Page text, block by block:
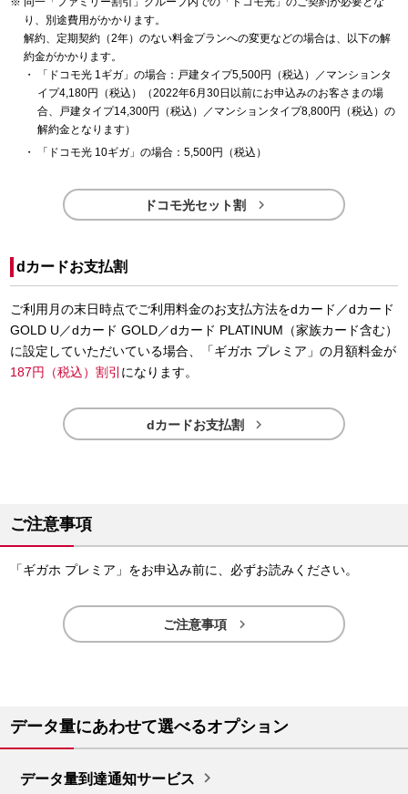
り、別途費用がかかります。
解約、定期契約（2年）のない料金プランへの変更などの場合は、以下の解
約金がかかります。
「ドコモ光 1ギガ」の場合：戸建タイプ5,500円（税込）／マンションタ
イプ4,180円（税込）（2022年6月30日以前にお申込みのお客さまの場
合、戸建タイプ14,300円（税込）／マンションタイプ8,800円（税込）の
解約金となります）
「ドコモ光 10ギガ」の場合：5,500円（税込）
ドコモ光セット割 
dカードお支払割
ご利用月の末日時点でご利用料金のお支払方法をdカード／dカード
GOLD U／dカード GOLD／dカード PLATINUM（家族カード含む）
に設定していただいている場合、「ギガホ プレミア」の月額料金が
187円（税込）割引 になります。
dカードお支払割 
ご注意事項
「ギガホ プレミア」をお申込み前に、必ずお読みください。
ご注意事項 
データ量にあわせて選べるオプション
データ量到達通知サービス 